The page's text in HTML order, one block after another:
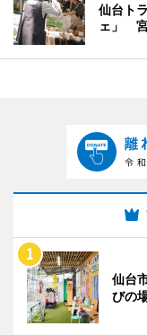
仙台ト
ェ」 宮
仙台
びの